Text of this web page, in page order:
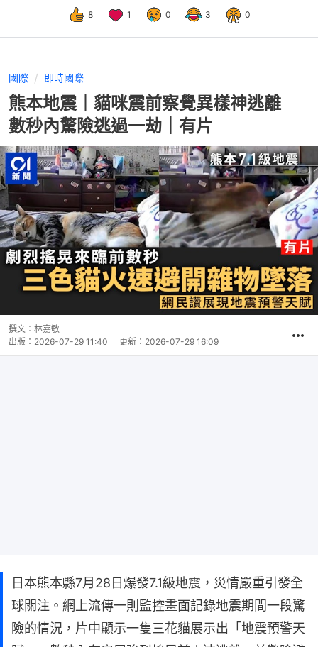
8 1 0 3 0
國際 即時國際
熊本地震｜貓咪震前察覺異樣神逃離
數秒內驚險逃過一劫｜有片
撰文： 林嘉敏
出版： 2026-07-29 11:40 更新： 2026-07-29 16:09
日本熊本縣7月28日爆發7.1級地震，災情嚴重引發全
球關注。網上流傳一則監控畫面記錄地震期間一段驚
險的情況，片中顯示一隻三花貓展示出「地震預警天